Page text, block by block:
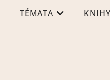
TÉMATA KNIHY